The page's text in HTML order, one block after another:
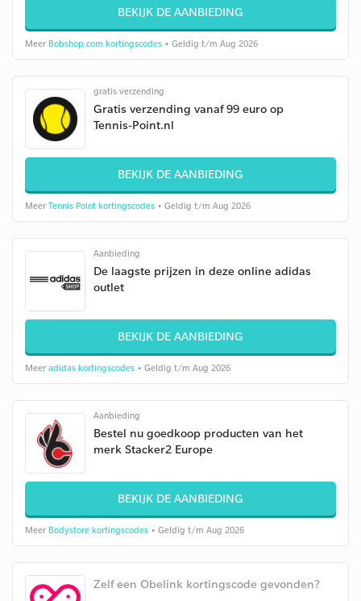
BEKIJK DE AANBIEDING
Meer Bobshop.com kortingscodes • Geldig t/m Aug 2026
gratis verzending
Gratis verzending vanaf 99 euro op
Tennis-Point.nl
BEKIJK DE AANBIEDING
Meer Tennis Point kortingscodes • Geldig t/m Aug 2026
Aanbieding
De laagste prijzen in deze online adidas
outlet
BEKIJK DE AANBIEDING
Meer adidas kortingscodes • Geldig t/m Aug 2026
Aanbieding
Bestel nu goedkoop producten van het
merk Stacker2 Europe
BEKIJK DE AANBIEDING
Meer Bodystore kortingscodes • Geldig t/m Aug 2026
Zelf een Obelink kortingscode gevonden?